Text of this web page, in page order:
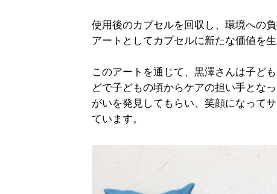
使用後のカプセルを回収し、環境への
アートとしてカプセルに新たな価値を生
このアートを通じて、黒澤さんは子ど
どで子どもの頃からケアの担い手とな
がいを発見してもらい、笑顔になって
ています。